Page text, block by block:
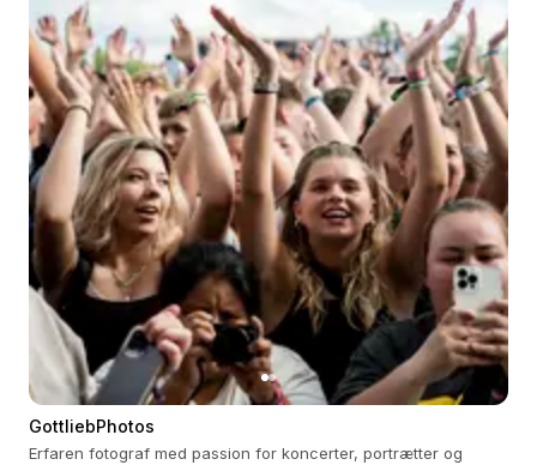
GottliebPhotos
Erfaren fotograf med passion for koncerter, portrætter og